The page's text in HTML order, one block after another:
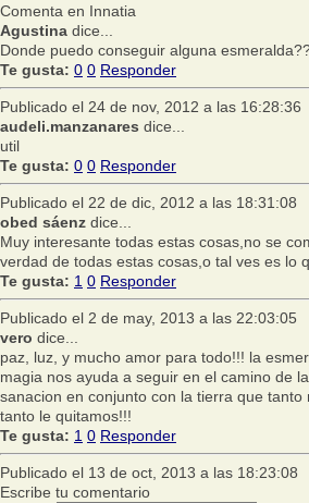
Comenta en Innatia
Agustina dice...
Donde puedo conseguir alguna
Te gusta: 0 0 Responder
Publicado el 24 de nov, 2012 a las 16:28:36
audeli.manzanares dice...
util
Te gusta: 0 0 Responder
Publicado el 22 de dic, 2012 a las 18:31:08
obed sáenz dice...
Muy interesante todas estas cosas,no se
verdad de todas estas cosas,o tal ves es lo
Te gusta: 1 0 Responder
Publicado el 2 de may, 2013 a las 22:03:05
vero dice...
paz, luz, y mucho amor para todo!!! la
magia nos ayuda a seguir en el camino de
sanacion en conjunto con la tierra que tanto
tanto le quitamos!!!
Te gusta: 1 0 Responder
Publicado el 13 de oct, 2013 a las 18:23:08
Escribe tu comentario